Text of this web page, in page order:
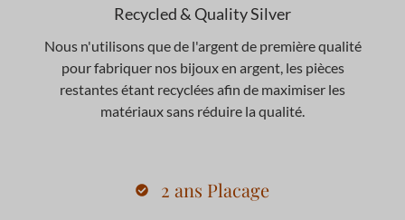
Recycled & Quality Silver
Nous n'utilisons que de l'argent de première qualité
pour fabriquer nos bijoux en argent, les pièces
restantes étant recyclées afin de maximiser les
matériaux sans réduire la qualité.
2 ans Placage